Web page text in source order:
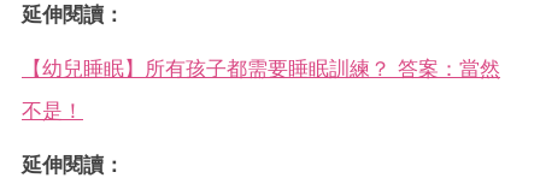
延伸閱讀：
【幼兒睡眠】所有孩子都需要睡眠訓練？ 答案：當然
不是！
延伸閱讀：